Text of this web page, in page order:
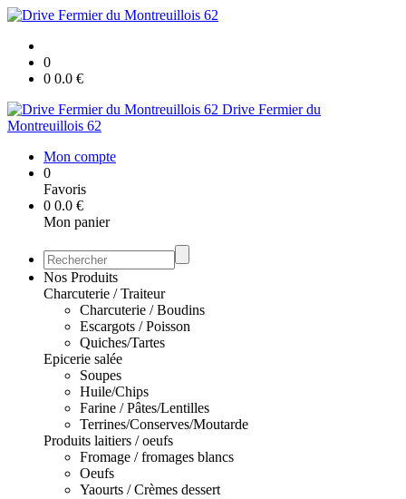
0
0 0.0 €
Drive Fermier du
Montreuillois 62
Mon compte
0
Favoris
0 0.0 €
Mon panier
Nos Produits
Charcuterie / Traiteur
Charcuterie / Boudins
Escargots / Poisson
Quiches/Tartes
Epicerie salée
Soupes
Huile/Chips
Farine / Pâtes/Lentilles
Terrines/Conserves/Moutarde
Produits laitiers / oeufs
Fromage / fromages blancs
Oeufs
Yaourts / Crèmes dessert